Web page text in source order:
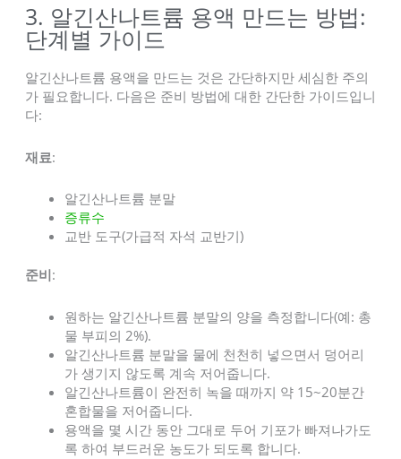
3. 알긴산나트륨 용액 만드는 방법:
단계별 가이드
알긴산나트륨 용액을 만드는 것은 간단하지만 세심한 주의
가 필요합니다. 다음은 준비 방법에 대한 간단한 가이드입니
다:
재료:
알긴산나트륨 분말
증류수
교반 도구(가급적 자석 교반기)
준비:
원하는 알긴산나트륨 분말의 양을 측정합니다(예: 총
물 부피의 2%).
알긴산나트륨 분말을 물에 천천히 넣으면서 덩어리
가 생기지 않도록 계속 저어줍니다.
알긴산나트륨이 완전히 녹을 때까지 약 15~20분간
혼합물을 저어줍니다.
용액을 몇 시간 동안 그대로 두어 기포가 빠져나가도
록 하여 부드러운 농도가 되도록 합니다.